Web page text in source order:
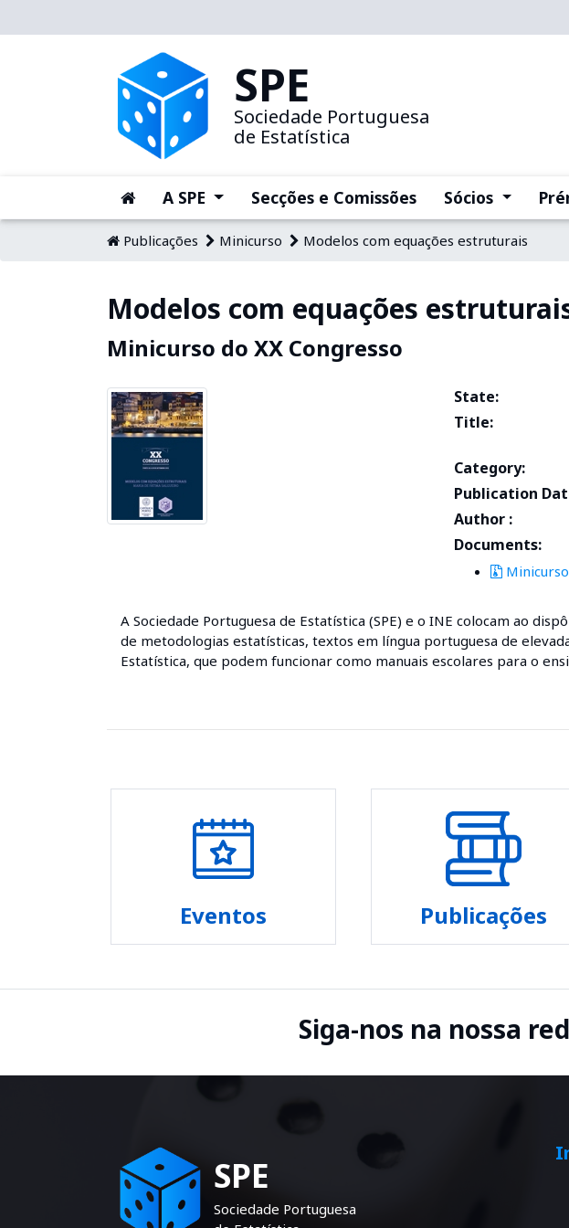
SPE
Sociedade Portuguesa
de Estatística
(current)
A SPE (current)Secções e Comissões Sócios
Publicações Minicurso Modelos com equações estruturais
Modelos com equações
Minicurso do XX Congresso
State:
Title:
Category:
Publication
Author :
Documents:
A Sociedade Portuguesa de Estatística (SPE) e o INE colocam ao
de metodologias estatísticas, textos em língua portuguesa de
Estatística, que podem funcionar como manuais escolares para o
Eventos Publicações
Siga-nos na nossa
SPE
Sociedade Portuguesa